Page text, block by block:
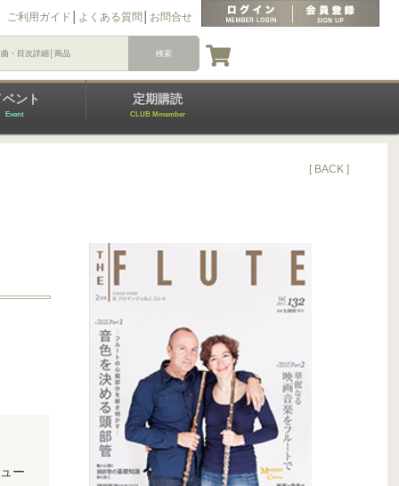
ご利用ガイド よくある質問 お問合せ
ント
Event
定期購読
CLUB Mmember
[ BACK ]
ー